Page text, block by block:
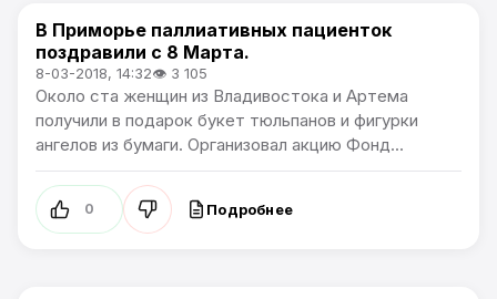
Новости Приморского края
В Приморье паллиативных пациенток
поздравили с 8 Марта.
8-03-2018, 14:32👁 3 105
Около ста женщин из Владивостока и Артема
получили в подарок букет тюльпанов и фигурки
ангелов из бумаги. Организовал акцию Фонд...
0 Подробнее